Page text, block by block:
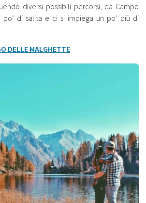
diversi possibili percorsi, da Campo
po’ di salita e ci si impiega un po’ più di
DELLE MALGHETTE